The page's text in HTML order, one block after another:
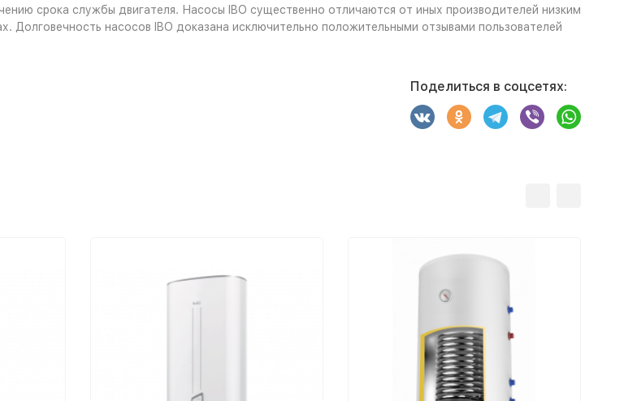
срока службы двигателя. Насосы IBO существенно отличаются от иных производителей низким
Долговечность насосов IBO доказана исключительно положительными отзывами пользователей
Поделиться в соцсетях: